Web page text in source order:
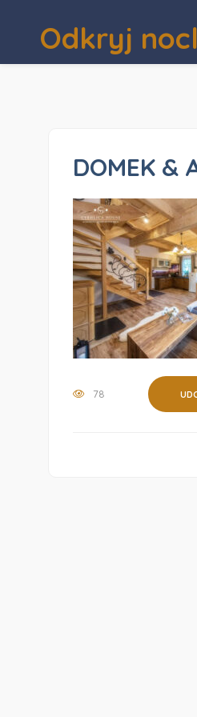
Odkryj
DOMEK &
78